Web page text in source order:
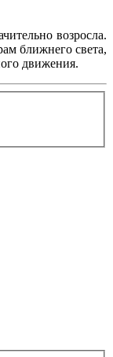
возросла.
ближнего света,
движения.